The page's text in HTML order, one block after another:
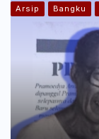
Arsip Bangku